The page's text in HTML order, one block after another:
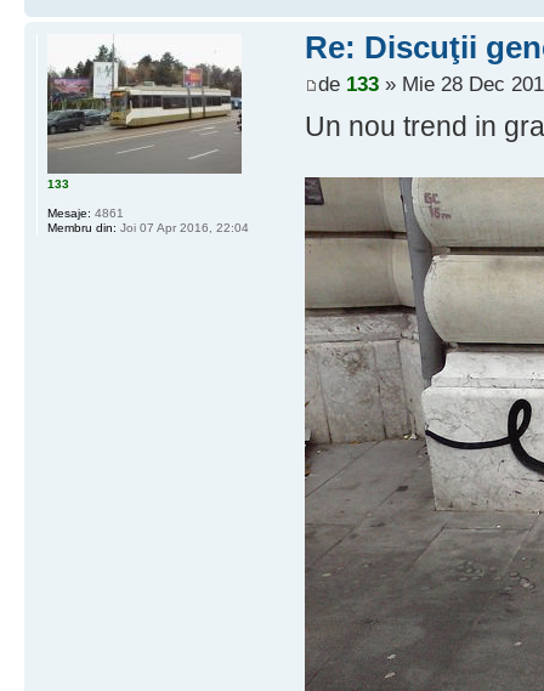
Re: Discuţii
de 133» Mie 28 Dec
Un nou trend in
133
Mesaje: 4861
Membru din: Joi 07 Apr 2016, 22:04